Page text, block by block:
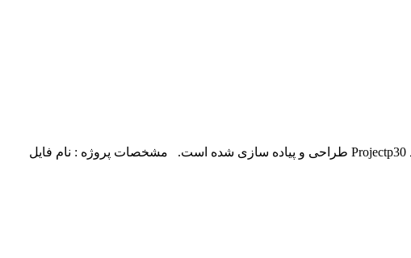
پروژه چاپ مقسوم علیه های یک عدد و همچنین مشخیص و چاپ کردن یک عدد تام از دیگر پروژه هایی است که توسط تیم قدرتمند Projectp30 طراحی و پیاده سازی شده است. مشخصات پروژه : نام فایل